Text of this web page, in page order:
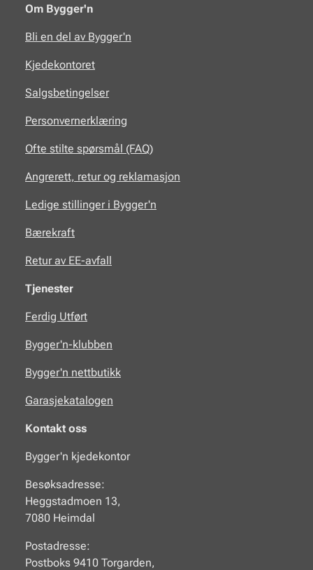
Om Bygger'n
Bli en del av Bygger'n
Kjedekontoret
Salgsbetingelser
Personvernerklæring
Ofte stilte spørsmål (FAQ)
Angrerett, retur og reklamasjon
Ledige stillinger i Bygger'n
Bærekraft
Retur av EE-avfall
Tjenester
Ferdig Utført
Bygger'n-klubben
Bygger'n nettbutikk
Garasjekatalogen
Kontakt oss
Bygger'n kjedekontor
Besøksadresse:
Heggstadmoen 13,
7080 Heimdal
Postadresse:
Postboks 9410 Torgarden,